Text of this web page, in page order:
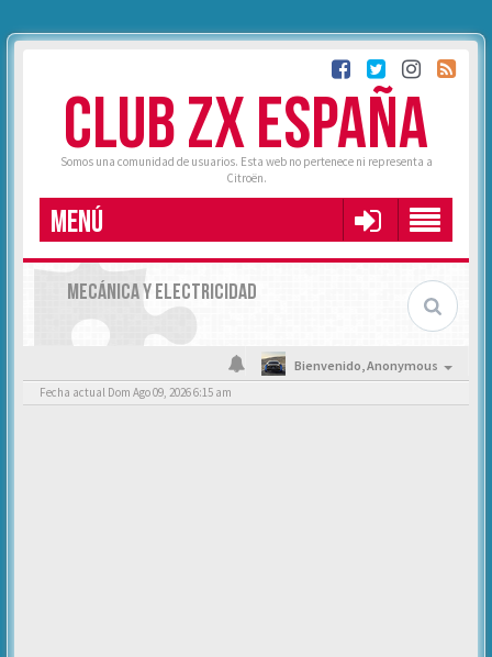
CLUB ZX ESPAÑA
Somos una comunidad de usuarios. Esta web no pertenece ni representa a
Citroën.
MENÚ
MECÁNICA Y ELECTRICIDAD
Bienvenido,Anonymous
Fecha actual Dom Ago 09, 2026 6:15 am